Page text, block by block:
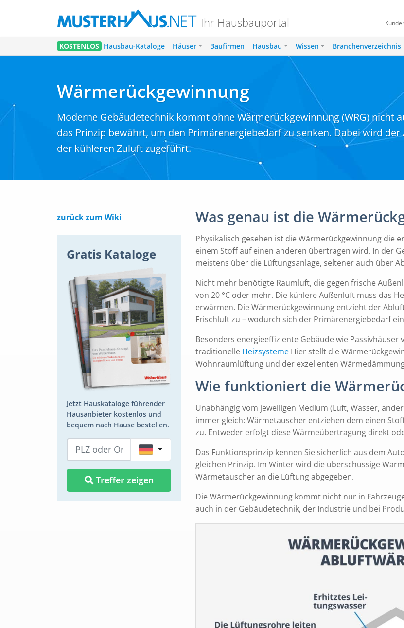
Ihr Hausbauportal
KOSTENLOS Hausbau-Kataloge Häuser Baufirmen Hausbau Wissen Branchenverzeichnis
Wärmerückgewinnung
Moderne Gebäudetechnik kommt ohne Wärmerückgewinnung (WRG) nicht
das Prinzip bewährt, um den Primärenergiebedarf zu senken. Dabei wird
der kühleren Zuluft zugeführt.
Was genau ist die
Physikalisch gesehen ist die Wärmerückgewinnung die
einem Stoff auf einen anderen übertragen wird. In der
meistens über die Lüftungsanlage, seltener auch über
Nicht mehr benötigte Raumluft, die gegen frische
von 20 °C oder mehr. Die kühlere Außenluft muss das
erwärmen. Die Wärmerückgewinnung entzieht der
Frischluft zu – wodurch sich der Primärenergiebedarf
Besonders energieeffiziente Gebäude wie
traditionelle Heizsysteme Hier stellt die
Wohnraumlüftung und der exzellenten
Wie funktioniert die
Unabhängig vom jeweiligen Medium (Luft, Wasser,
immer gleich: Wärmetauscher entziehen dem einen
zu. Entweder erfolgt diese Wärmeübertragung direkt
Das Funktionsprinzip kennen Sie sicherlich aus dem
gleichen Prinzip. Im Winter wird die überschüssige
Wärmetauscher an die Lüftung abgegeben.
Die Wärmerückgewinnung kommt nicht nur in
auch in der Gebäudetechnik, der Industrie und bei
zurück zum Wiki
Gratis Kataloge
Jetzt Hauskataloge führender
Hausanbieter kostenlos und
bequem nach Hause bestellen.
DE
Treffer zeigen